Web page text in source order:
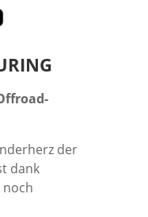
der
dank